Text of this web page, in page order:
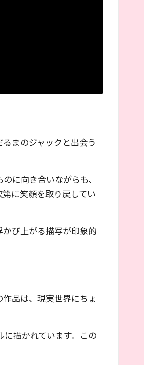
まのジャックと出会う
に向き合いながらも、
に笑顔を取り戻してい
び上がる描写が印象的
品は、現実世界にちょ
描かれています。この